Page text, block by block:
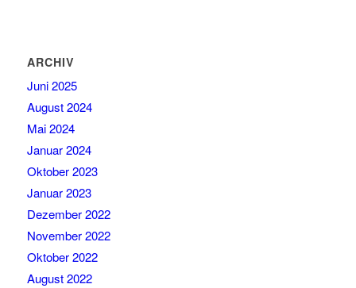
ARCHIV
Juni 2025
August 2024
Mai 2024
Januar 2024
Oktober 2023
Januar 2023
Dezember 2022
November 2022
Oktober 2022
August 2022